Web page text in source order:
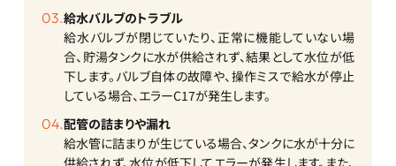
給水バルブのトラブル
給水バルブが閉じていたり、正常に機能していない場
合、貯湯タンクに水が供給されず、結果として水位が低
下します。バルブ自体の故障や、操作ミスで給水が停止
している場合、エラーC17が発生します。
配管の詰まりや漏れ
給水管に詰まりが生じている場合、タンクに水が十分に